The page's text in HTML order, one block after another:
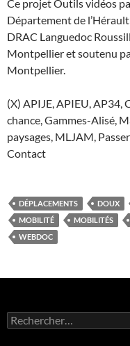
Ce projet Outils vidéos
Département de
DRAC Languedoc
Montpellier et soutenu
Montpellier.
(X) APIJE, APIEU, AP34,
chance, Gammes-Alisé,
paysages, MLJAM,
Contact
DÉPLACEMENTS DOUX
MOBILITÉ
MOBILITÉS
WEBDOC
Rechercher :